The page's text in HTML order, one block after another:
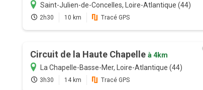
Saint-Julien-de-Concelles, Loire-Atlantique (44)
2h30 10 km Tracé GPS
Circuit de la Haute Chapelle à 4km
La Chapelle-Basse-Mer, Loire-Atlantique (44)
3h30 14 km Tracé GPS